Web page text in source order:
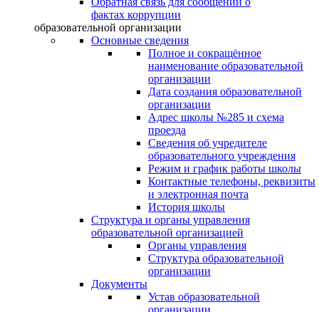
фактах коррупции
образовательной организации
Основные сведения
Полное и сокращённое
наименование образовательной
организации
Дата создания образовательной
организации
Адрес школы №285 и схема
проезда
Сведения об учредителе
образовательного учреждения
Режим и график работы школы
Контактные телефоны, реквизиты
и электронная почта
История школы
Структура и органы управления
образовательной организацией
Органы управления
Структура образовательной
организации
Документы
Устав образовательной
организации